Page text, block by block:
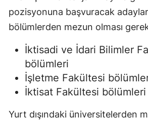
pozisyonuna başvuracak
bölümlerden mezun olması
İktisadi ve İdari Bilimler
bölümleri
İşletme Fakültesi
İktisat Fakültesi bölümleri
Yurt dışındaki üniversitelerden